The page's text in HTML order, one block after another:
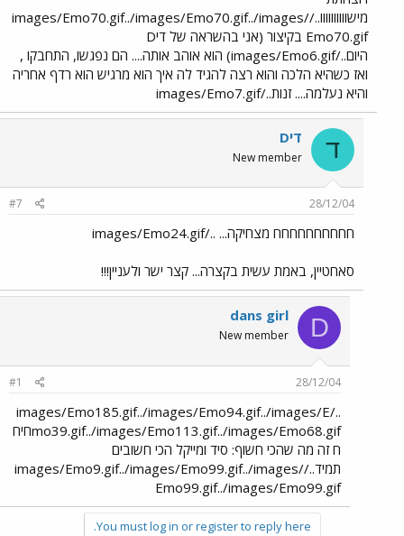
מישוווווווווו../images/Emo70.gif../images/Emo70.gif../images/
Emo70.gif בקיצור (אני בהשראה של דיD
היום../images/Emo6.gif) הוא אוהב אותה.... הם נפגשו, התחבקו ,
ואז כשהיא הלכה והוא רצה להגיד לה איך הוא מרגיש הוא רדף אחריה
והיא נעלמה.... זנות../images/Emo7.gif
ד דיD
New member
28/12/04
#7
חחחחחחחחחח מצחיקה... ../images/Emo24.gif
סאחטיין, באמת עשית בקצרה... קצר ישר ולעניין!!!
D
dans girl
New member
28/12/04
#1
../images/Emo185.gif../images/Emo94.gif../images/E
mo39.gif../images/Emo113.gif../images/Emo68.gifחיח
ח זה מה שהכי חשוף: סיד ומייקל הכי חשובים
תמיד../images/Emo9.gif../images/Emo99.gif../images/
Emo99.gif../images/Emo99.gif
You must log in or register to reply here.